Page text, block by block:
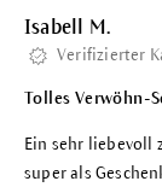
Isabell M.
Verifizierter
Tolles Verwöhn-
Ein sehr liebevoll
super als